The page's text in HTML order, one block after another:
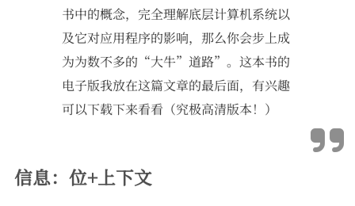
书中的概念，完全理解底层计算机系统以
及它对应用程序的影响，那么你会步上成
为为数不多的“大牛”道路”。这本书的
电子版我放在这篇文章的最后面，有兴趣
可以下载下来看看（究极高清版本！）
信息：位+上下文